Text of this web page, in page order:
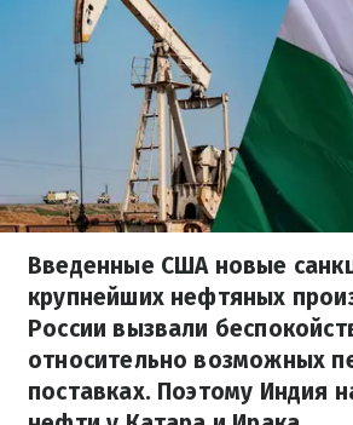
Введенные США новые
крупнейших нефтяных
России вызвали
относительно возможных
поставках. Поэтому Индия